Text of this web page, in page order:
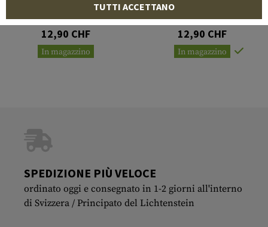
Calico Jack IR Patch
12,90 CHF
In magazzino
Punisher IR Patch
12,90 CHF
In magazzino
SPEDIZIONE PIÙ VELOCE
ordinato oggi e consegnato in 1-2 giorni all'interno
di Svizzera / Principato del Lichtenstein
TUTTI ACCETTANO